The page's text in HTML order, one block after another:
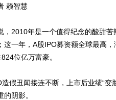
赖智慧
2010年是一个值得纪念的酸甜苦
这一年，A股IPO募资额全球最高
位亿万富豪。
丑闻接连不断，上市后业绩“变
阴影。